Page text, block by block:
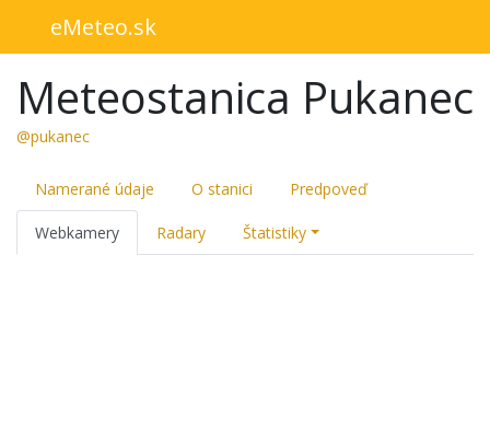
eMeteo.sk
Meteostanica Pukanec
@pukanec
Namerané údaje O stanici Predpoveď
Webkamery Radary Štatistiky